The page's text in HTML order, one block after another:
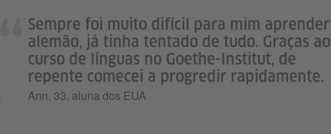
Sempre foi muito difícil para mim aprender
alemão, já tinha tentado de tudo. Graças ao
curso de línguas no Goethe-Institut, de
repente comecei a progredir rapidamente.
Ann, 33, aluna dos EUA